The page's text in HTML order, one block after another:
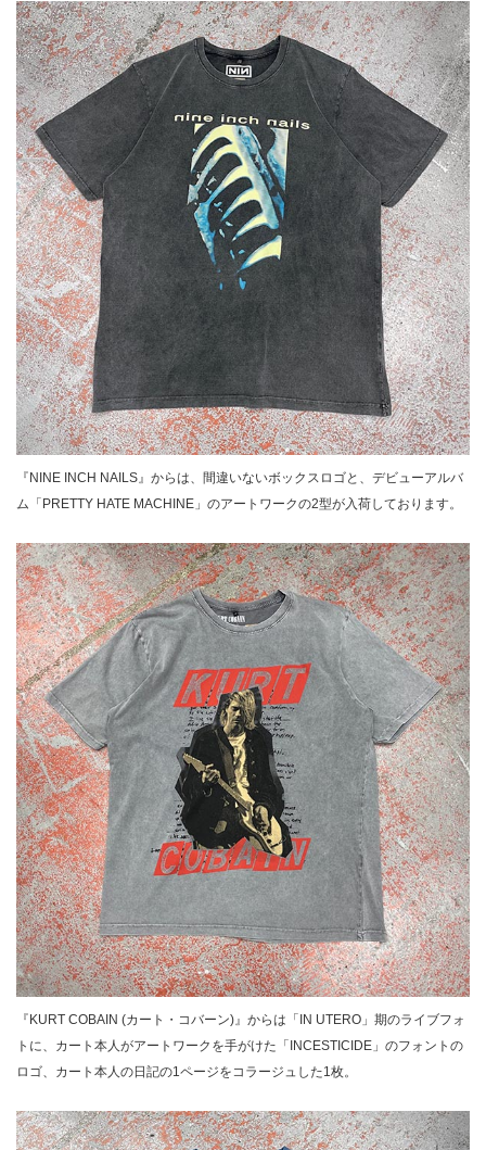
『NINE INCH NAILS』からは、間違いないボックスロゴと、デビューアルバ
ム「PRETTY HATE MACHINE」のアートワークの2型が入荷しております。
『KURT COBAIN (カート・コバーン)』からは「IN UTERO」期のライブフォ
トに、カート本人がアートワークを手がけた「INCESTICIDE」のフォントの
ロゴ、カート本人の日記の1ページをコラージュした1枚。